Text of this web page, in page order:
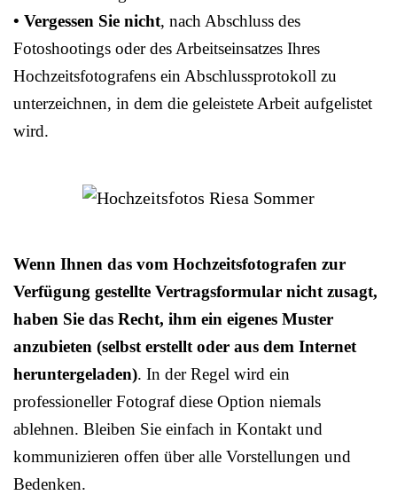
• Vergessen Sie nicht, nach Abschluss des
Fotoshootings oder des Arbeitseinsatzes Ihres
Hochzeitsfotografens ein Abschlussprotokoll zu
unterzeichnen, in dem die geleistete Arbeit aufgelistet
wird.
Wenn Ihnen das vom Hochzeitsfotografen zur
Verfügung gestellte Vertragsformular nicht zusagt,
haben Sie das Recht, ihm ein eigenes Muster
anzubieten (selbst erstellt oder aus dem Internet
heruntergeladen). In der Regel wird ein
professioneller Fotograf diese Option niemals
ablehnen. Bleiben Sie einfach in Kontakt und
kommunizieren offen über alle Vorstellungen und
Bedenken.